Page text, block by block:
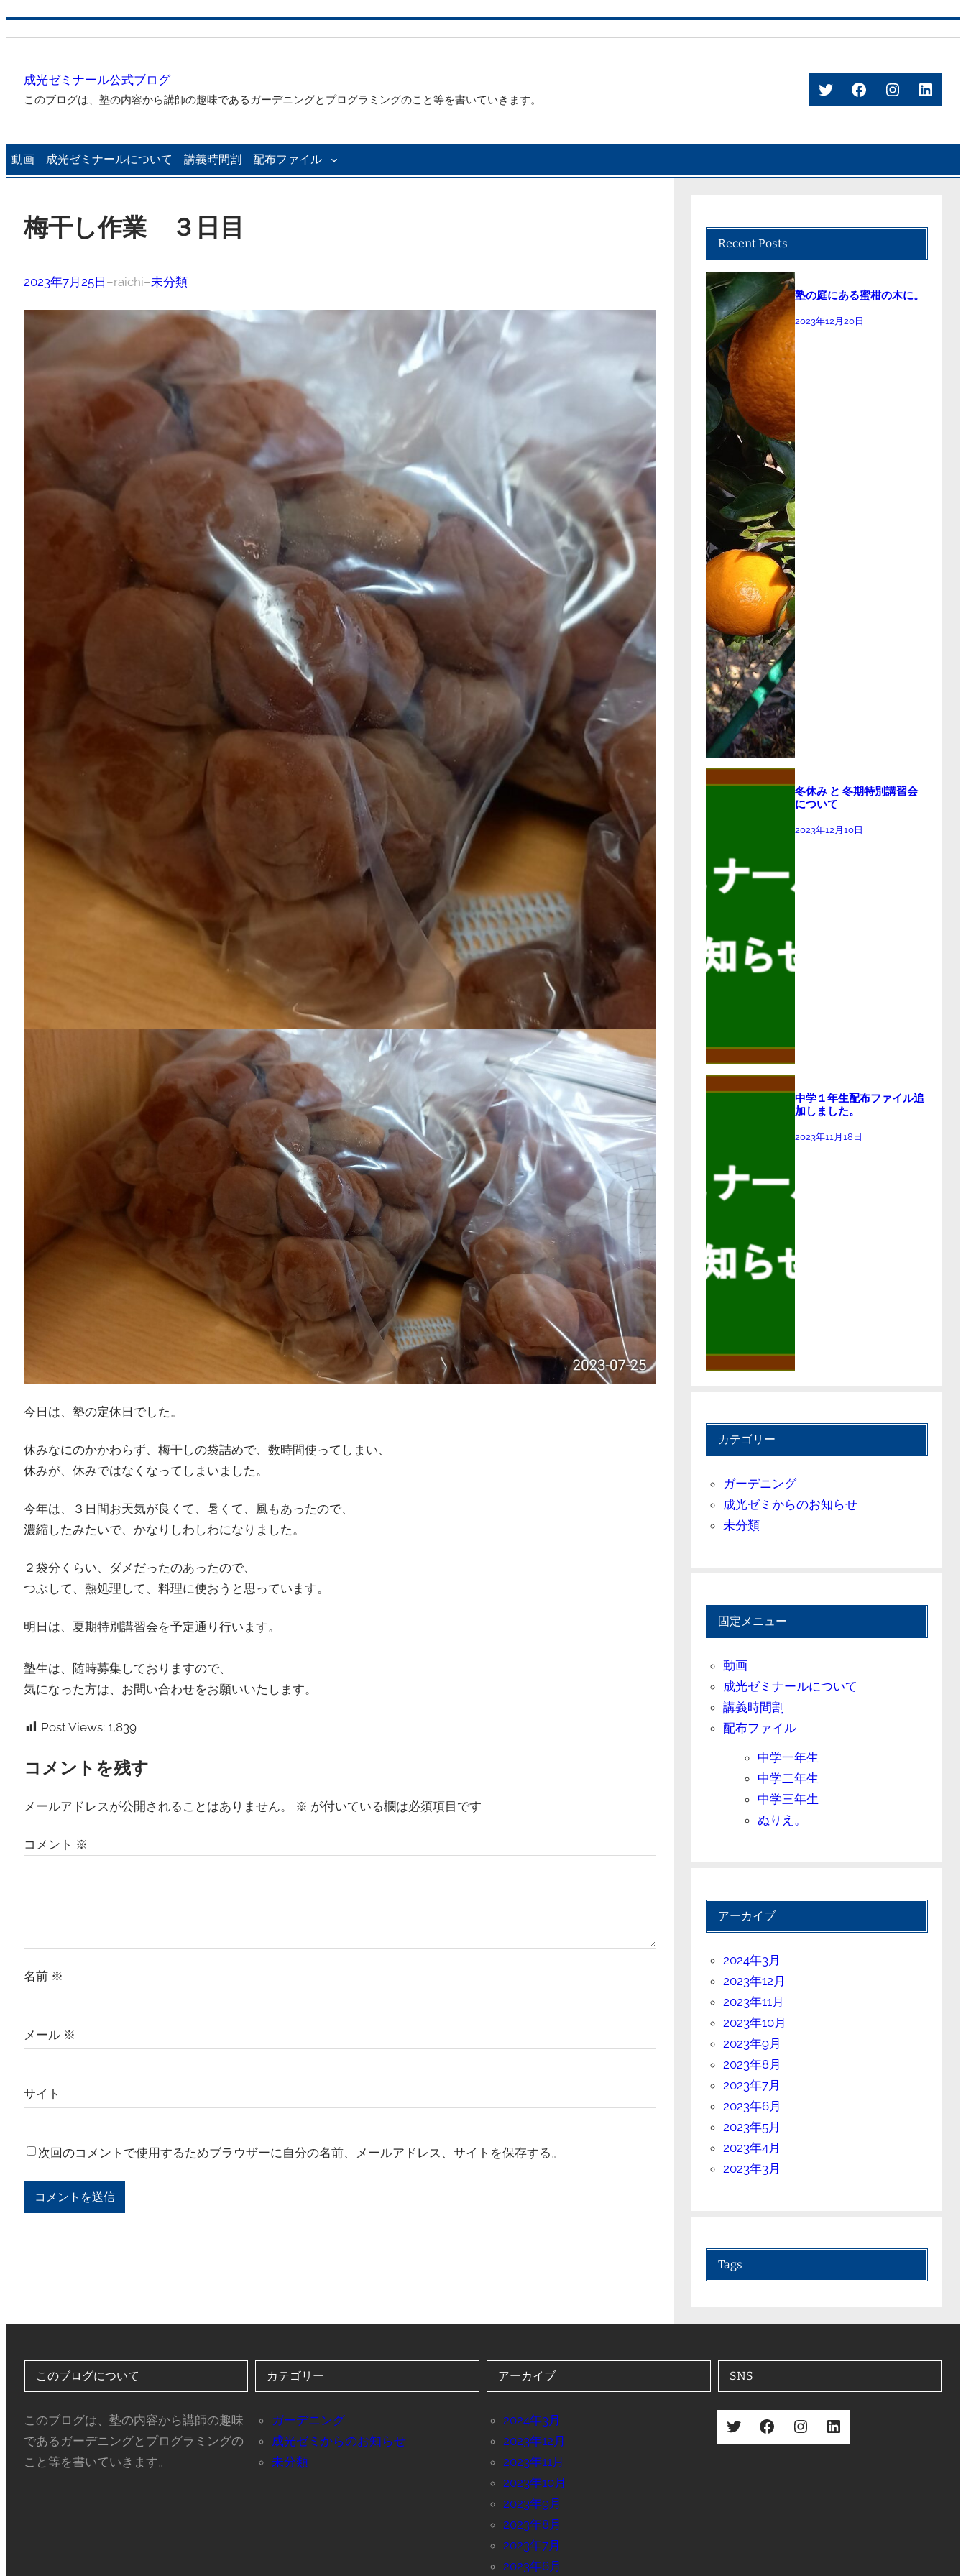
プ
成光ゼミナール公式ブログ
このブログは、塾の内容から講師の趣味であるガーデニングとプログラミングのこと等を書いていきます。
TwitterFacebook
Instagram
動画 成光ゼミナールについて 講義時間割 配布ファイル
梅干し作業 ３日目
2023年7月25日 –raichi–未分類
今日は、塾の定休日でした。
休みなにのかかわらず、梅干しの袋詰めで、数時間使ってしまい、
休みが、休みではなくなってしまいました。
今年は、３日間お天気が良くて、暑くて、風もあったので、
濃縮したみたいで、かなりしわしわになりました。
２袋分くらい、ダメだったのあったので、
つぶして、熱処理して、料理に使おうと思っています。
明日は、夏期特別講習会を予定通り行います。
塾生は、随時募集しておりますので、
気になった方は、お問い合わせをお願いいたします。
Post Views: 1,839
コメントを残す
メールアドレスが公開されることはありません。 ※ が付いている欄は必須項目です
コメント ※
名前 ※
メール ※
サイト
次回のコメントで使用するためブラウザーに自分の名前、メールアドレス、サイトを保存する。
Recent Posts
塾の庭にある蜜柑の木に。
2023年12月20日
冬休み と 冬期特別講習会
について
2023年12月10日
中学１年生配布ファイル追
加しました。
2023年11月18日
カテゴリー
ガーデニング
成光ゼミからのお知らせ
未分類
固定メニュー
動画
成光ゼミナールについて
講義時間割
配布ファイル
中学一年生
中学二年生
中学三年生
ぬりえ。
アーカイブ
2024年3月
2023年12月
2023年11月
2023年10月
2023年9月
2023年8月
2023年7月
2023年6月
2023年5月
2023年4月
2023年3月
Tags
このブログについて
このブログは、塾の内容から講師の趣味
であるガーデニングとプログラミングの
こと等を書いていきます。
カテゴリー
ガーデニング
成光ゼミからのお知らせ
未分類
アーカイブ
2024年3月
2023年12月
2023年11月
2023年10月
2023年9月
2023年8月
2023年7月
2023年6月
SNS
Twitter Facebook Instagram LinkedIn